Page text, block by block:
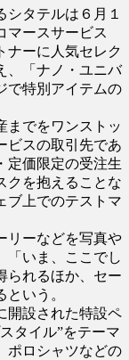
タテルは６月１
マースサービス
ナーに人気セレク
、「ナノ・ユニバ
で特別アイテムの
までをワンストッ
ビスの取引先であ
定価限定の受注生
クを抱えることな
ブ上でのテストマ
リーなどを写真や
「いま、ここでし
られるほか、セー
いう。
開設された特設ペ
タイル”をテーマ
ポロシャツなどの